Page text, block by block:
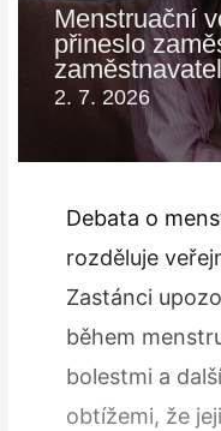
Menstruační
přineslo
2. 7. 2026
Debata o
rozděluje
Zastánci
během
bolestmi a
obtížemi, že